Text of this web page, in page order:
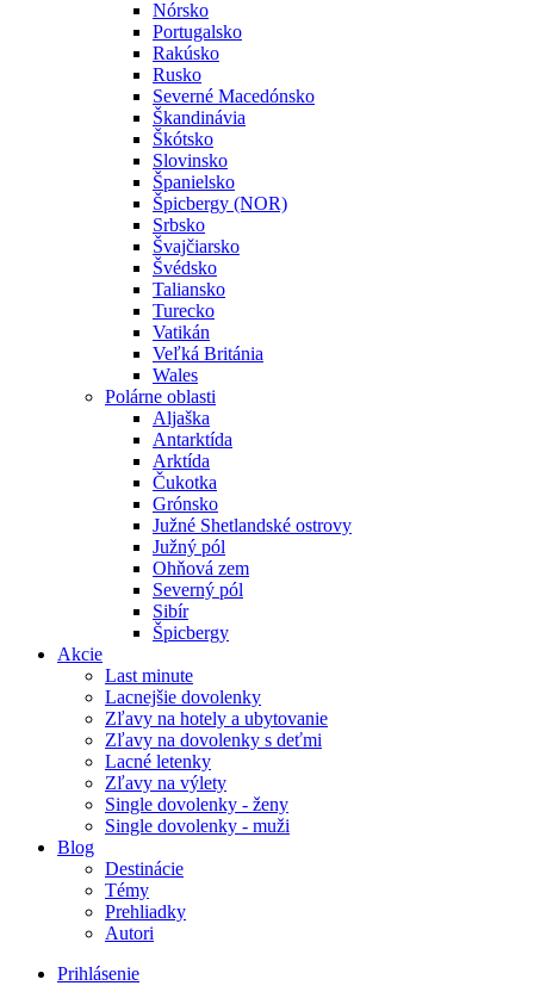
Nórsko
Portugalsko
Rakúsko
Rusko
Severné Macedónsko
Škandinávia
Škótsko
Slovinsko
Španielsko
Špicbergy (NOR)
Srbsko
Švajčiarsko
Švédsko
Taliansko
Turecko
Vatikán
Veľká Británia
Wales
Polárne oblasti
Aljaška
Antarktída
Arktída
Čukotka
Grónsko
Južné Shetlandské ostrovy
Južný pól
Ohňová zem
Severný pól
Sibír
Špicbergy
Akcie
Last minute
Lacnejšie dovolenky
Zľavy na hotely a ubytovanie
Zľavy na dovolenky s deťmi
Lacné letenky
Zľavy na výlety
Single dovolenky - ženy
Single dovolenky - muži
Blog
Destinácie
Témy
Prehliadky
Autori
Prihlásenie